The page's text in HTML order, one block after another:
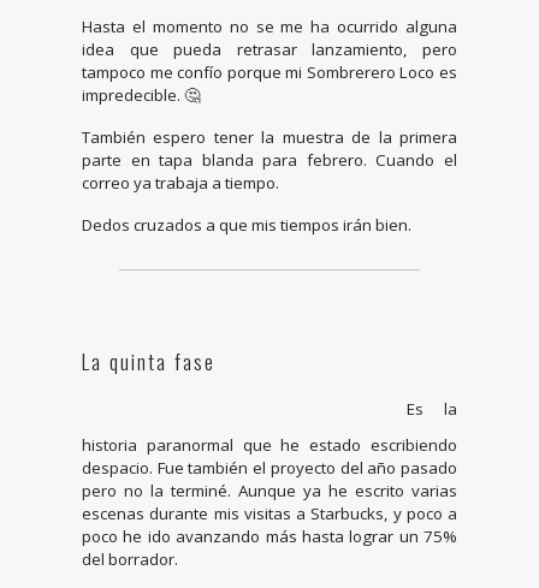
Hasta el momento no se me ha ocurrido alguna
idea que pueda retrasar lanzamiento, pero
tampoco me confío porque mi Sombrerero Loco es
impredecible. 🤔
También espero tener la muestra de la primera
parte en tapa blanda para febrero. Cuando el
correo ya trabaja a tiempo.
Dedos cruzados a que mis tiempos irán bien.
La quinta fase
Es la
historia paranormal que he estado escribiendo
despacio. Fue también el proyecto del año pasado
pero no la terminé. Aunque ya he escrito varias
escenas durante mis visitas a Starbucks, y poco a
poco he ido avanzando más hasta lograr un 75%
del borrador.